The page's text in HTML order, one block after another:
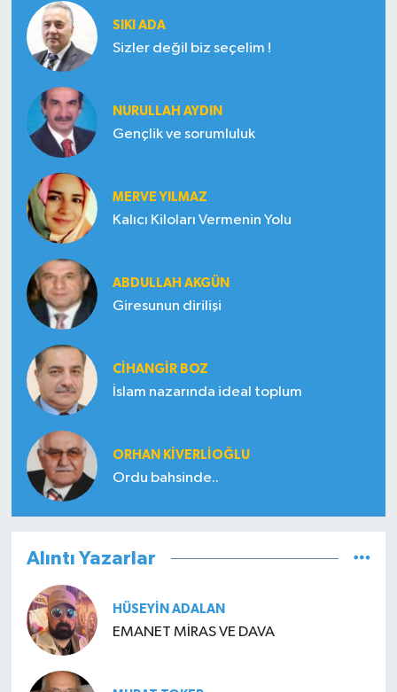
SIKI ADA
Sizler değil biz seçelim !
NURULLAH AYDIN
Gençlik ve sorumluluk
MERVE YILMAZ
Kalıcı Kiloları Vermenin Yolu
ABDULLAH AKGÜN
Giresunun dirilişi
CIHANGIR BOZ
İslam nazarında ideal toplum
ORHAN KIVERLIOĞLU
Ordu bahsinde..
Alıntı Yazarlar
HÜSEYIN ADALAN
EMANET MİRAS VE DAVA